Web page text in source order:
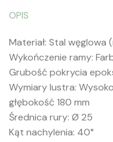
OPIS
Materiał: Stal węglowa
Wykończenie ramy:
Grubość pokrycia
Wymiary lustra:
głębokość 180 mm
Średnica rury: Ø 25
Kąt nachylenia: 40°